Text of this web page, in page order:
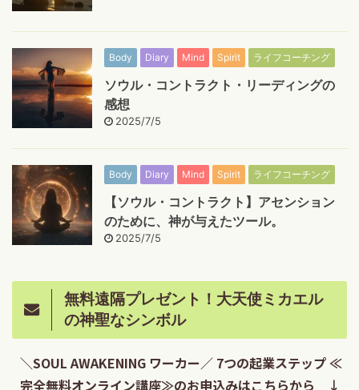
Body Diary Mind Spirit ライフコーチング
ソウル・コントラクト・リーディングの
感想
2025/7/5
Body Diary Mind Spirit ライフコーチング
【ソウル・コントラクト】アセンション
のために、神が与えたツール。
2025/7/5
無料遠隔プレゼント！大天使ミカエル
の神聖なシンボル
＼SOUL AWAKENING ワーカー／ 7つの起業ステップ ≪
完全無料オンライン講座≫のお申込みはこちらから ↓